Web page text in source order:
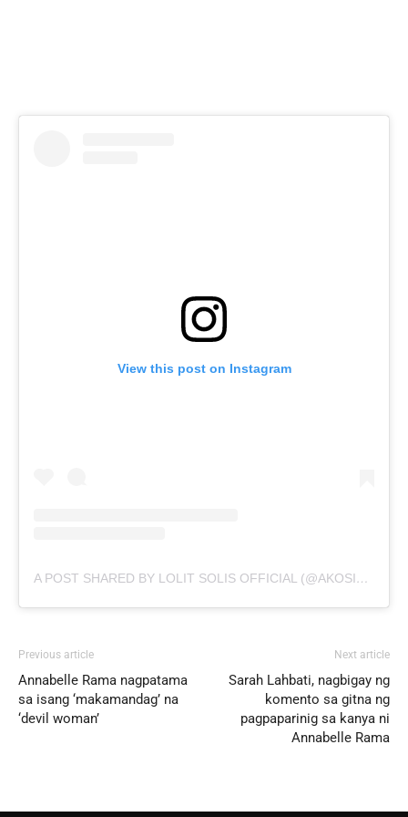
View this post on Instagram
A POST SHARED BY LOLIT SOLIS OFFICIAL (@AKOSILOLITSOLIS)
Previous article
Annabelle Rama nagpatama
sa isang ‘makamandag’ na
‘devil woman’
Next article
Sarah Lahbati, nagbigay ng
komento sa gitna ng
pagpaparinig sa kanya ni
Annabelle Rama